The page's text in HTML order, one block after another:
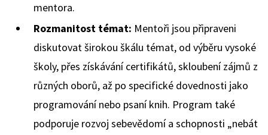
mentora.
Rozmanitost témat: Mentoři jsou připraveni
diskutovat širokou škálu témat, od výběru vysoké
školy, přes získávání certifikátů, skloubení zájmů z
různých oborů, až po specifické dovednosti jako
programování nebo psaní knih. Program také
podporuje rozvoj sebevědomí a schopnosti „nebát